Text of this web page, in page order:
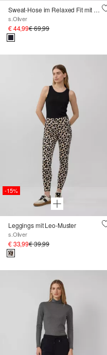
Sweat-Hose im Relaxed Fit mit Barrel Leg und Elastikbund
s.Oliver
€ 44,99€ 69,99
-15%
Leggings mit Leo-Muster
s.Oliver
€ 33,99€ 39,99